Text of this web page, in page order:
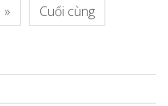
» Cuối cùng